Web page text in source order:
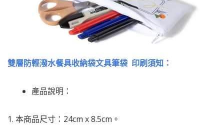
雙層防輕潑水餐具收納袋文具筆袋 印刷須知：
產品說明：
1. 本商品尺寸：24cm x 8.5cm。